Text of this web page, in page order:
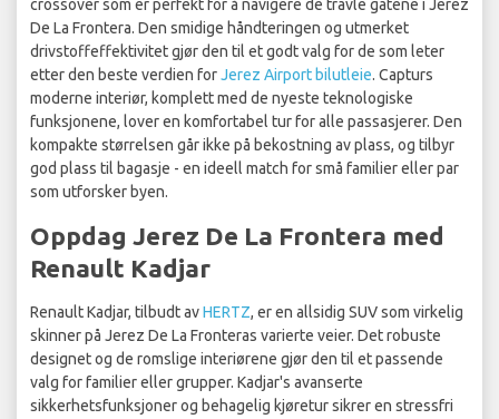
crossover som er perfekt for å navigere de travle gatene i Jerez
De La Frontera. Den smidige håndteringen og utmerket
drivstoffeffektivitet gjør den til et godt valg for de som leter
etter den beste verdien forJerez Airport bilutleie. Capturs
moderne interiør, komplett med de nyeste teknologiske
funksjonene, lover en komfortabel tur for alle passasjerer. Den
kompakte størrelsen går ikke på bekostning av plass, og tilbyr
god plass til bagasje - en ideell match for små familier eller par
som utforsker byen.
Oppdag Jerez De La Frontera med
Renault Kadjar
Renault Kadjar, tilbudt avHERTZ, er en allsidig SUV som virkelig
skinner på Jerez De La Fronteras varierte veier. Det robuste
designet og de romslige interiørene gjør den til et passende
valg for familier eller grupper. Kadjar's avanserte
sikkerhetsfunksjoner og behagelig kjøretur sikrer en stressfri